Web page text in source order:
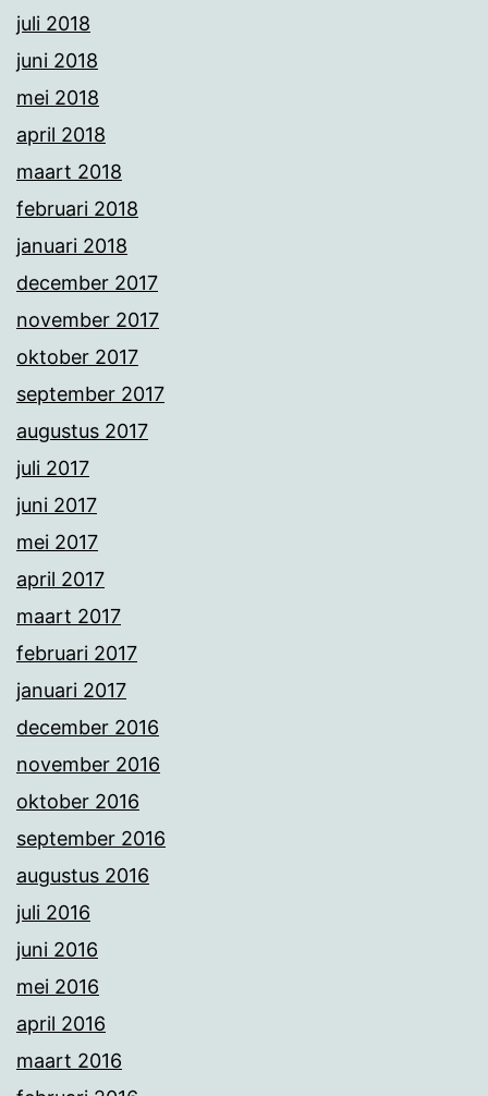
juli 2018
juni 2018
mei 2018
april 2018
maart 2018
februari 2018
januari 2018
december 2017
november 2017
oktober 2017
september 2017
augustus 2017
juli 2017
juni 2017
mei 2017
april 2017
maart 2017
februari 2017
januari 2017
december 2016
november 2016
oktober 2016
september 2016
augustus 2016
juli 2016
juni 2016
mei 2016
april 2016
maart 2016